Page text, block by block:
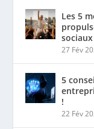
Les 5
sociaux
27 Fév
5
!
22 Fév